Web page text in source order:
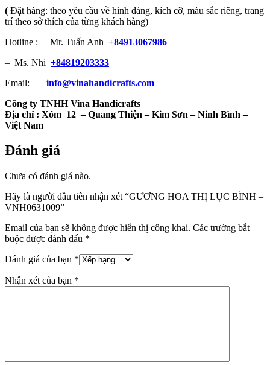
( Đặt hàng: theo yêu cầu về hình dáng, kích cỡ, màu sắc riêng, trang
trí theo sở thích của từng khách hàng)
Hotline : – Mr. Tuấn Anh +84913067986
– Ms. Nhi +84819203333
Email: info@vinahandicrafts.com
Công ty TNHH Vina Handicrafts
Địa chỉ : Xóm 12 – Quang Thiện – Kim Sơn – Ninh Bình –
Việt Nam
Đánh giá
Chưa có đánh giá nào.
Hãy là người đầu tiên nhận xét “GƯƠNG HOA THỊ LỤC BÌNH –
VNH0631009”
Email của bạn sẽ không được hiển thị công khai. Các trường bắt
buộc được đánh dấu *
Đánh giá của bạn *
Nhận xét của bạn *